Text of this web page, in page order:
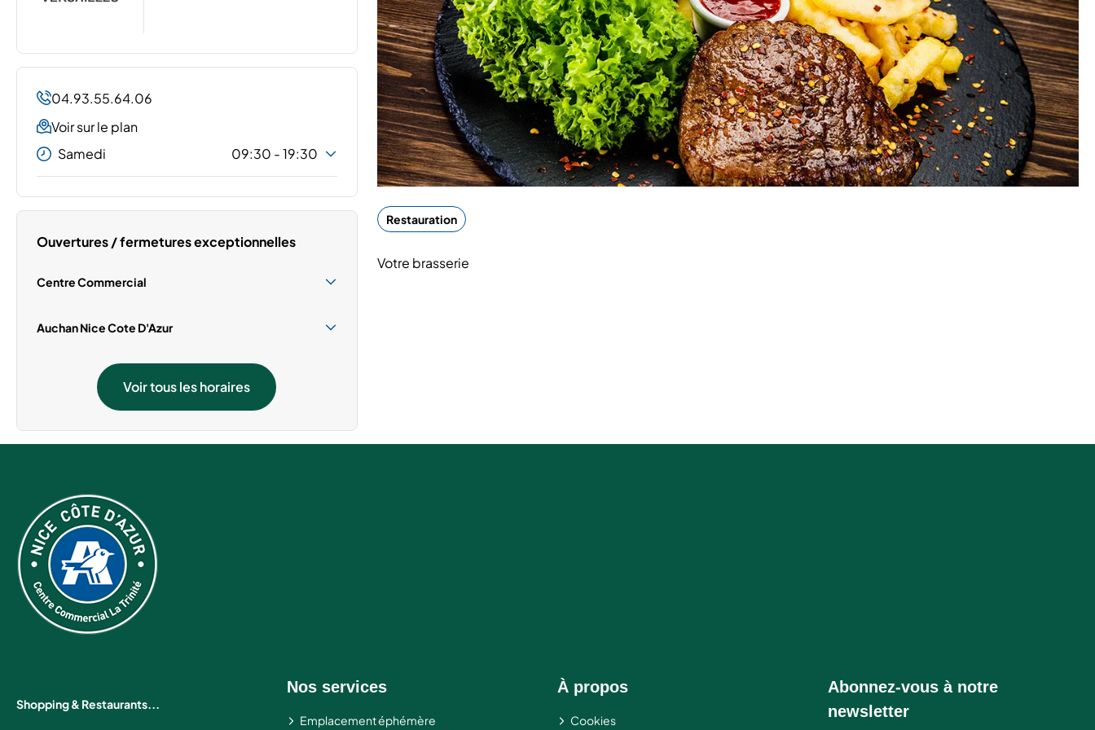
04.93.55.64.06
Voir sur le plan
Samedi
09:30 - 19:30
Lundi
09:30 - 19:30
Mercredi
09:30 - 19:30
Vendredi
Ouvertures / fermetures exceptionnelles
Centre Commercial
Samedi 15 Août
Auchan Nice Cote D'Azur
Samedi 15 Août
08:00 - 20:00
Voir tous les horaires
Restauration
Votre brasserie
Shopping & Restaurants...
Nos services
Emplacement éphémère
À propos
Cookies
Abonnez-vous à notre
newsletter